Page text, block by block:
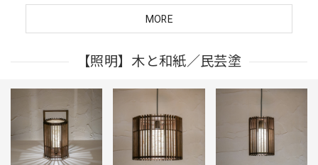
MORE
【照明】木と和紙／民芸塗